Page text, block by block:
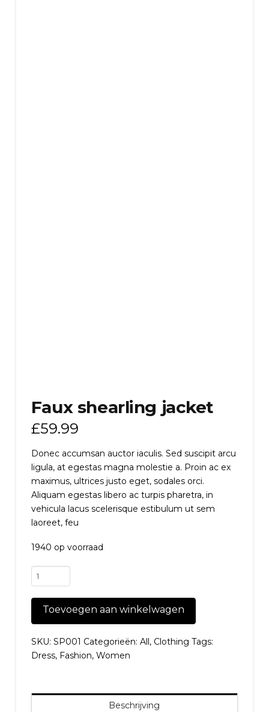
Faux shearling jacket
£59.99
Donec accumsan auctor iaculis. Sed suscipit arcu
ligula, at egestas magna molestie a. Proin ac ex
maximus, ultrices justo eget, sodales orci.
Aliquam egestas libero ac turpis pharetra, in
vehicula lacus scelerisque estibulum ut sem
laoreet, feu
1940 op voorraad
Faux
shearling
jacket
aantal
Toevoegen aan winkelwagen
SKU: SP001 Categorieën: All, Clothing Tags:
Dress, Fashion, Women
Beschrijving